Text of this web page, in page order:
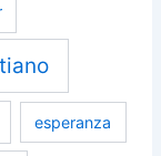
esperanza